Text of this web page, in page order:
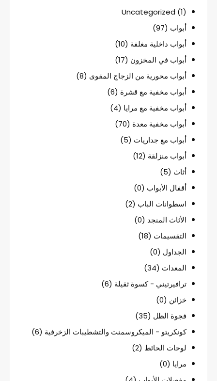
Uncategorized (1)
أبواب
أبواب داخلية مغلفة
أبواب في المخزون
أبواب محورية من الزجاج المقوى
أبواب مخفية مع قشرة
أبواب مخفية مع مرايا
أبواب مخفية معدة
أبواب مع جداريات
أبواب منزلقة
أثاث
أقفال الأبواب
اسطوانات الباب
الأثاث المنجد
التقسيمات
الجداول
المعدات
ترافيرتيني - كسوة ثقيلة
خزائن
فجوة الظل
كونكريتو - الميكروسمنت والتشطيبات الزخرفية
لوحات الحائط
مرايا